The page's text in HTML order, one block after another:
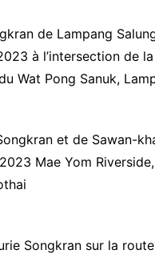
de Lampang
à l’intersection de
Wat Pong Sanuk,
et de Sawan-
Mae Yom
Songkran sur la